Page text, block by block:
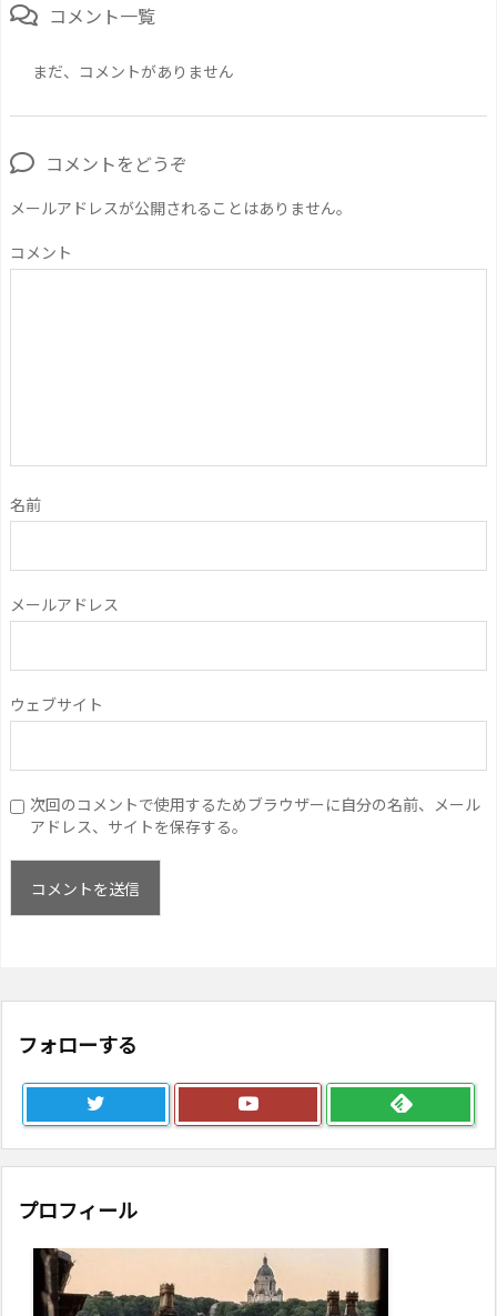
コメント一覧
まだ、コメントがありません
コメントをどうぞ
メールアドレスが公開されることはありません。
コメント
名前
メールアドレス
ウェブサイト
次回のコメントで使用するためブラウザーに自分の名前、メール
アドレス、サイトを保存する。
フォローする
プロフィール